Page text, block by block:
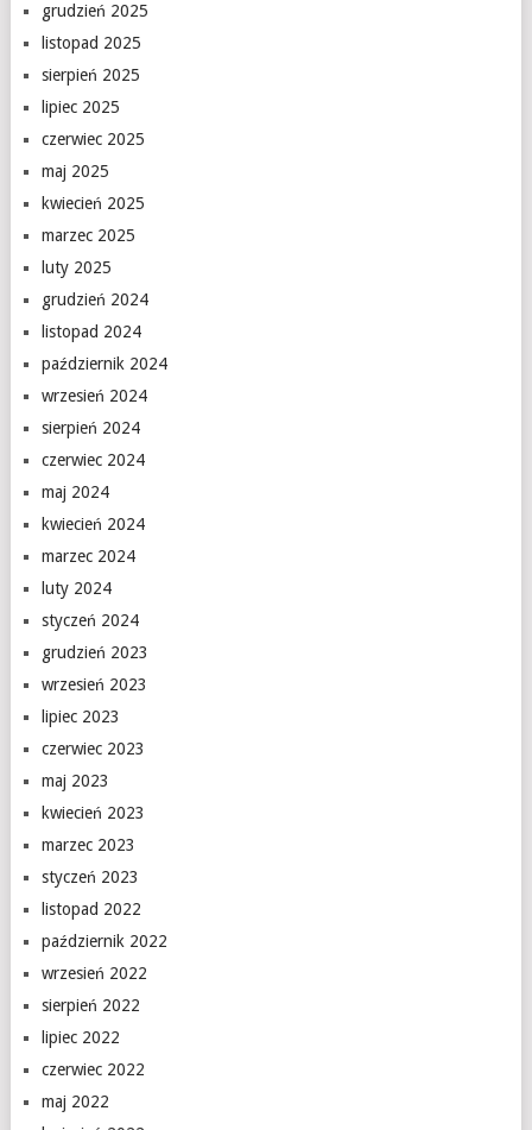
grudzień 2025
listopad 2025
sierpień 2025
lipiec 2025
czerwiec 2025
maj 2025
kwiecień 2025
marzec 2025
luty 2025
grudzień 2024
listopad 2024
październik 2024
wrzesień 2024
sierpień 2024
czerwiec 2024
maj 2024
kwiecień 2024
marzec 2024
luty 2024
styczeń 2024
grudzień 2023
wrzesień 2023
lipiec 2023
czerwiec 2023
maj 2023
kwiecień 2023
marzec 2023
styczeń 2023
listopad 2022
październik 2022
wrzesień 2022
sierpień 2022
lipiec 2022
czerwiec 2022
maj 2022